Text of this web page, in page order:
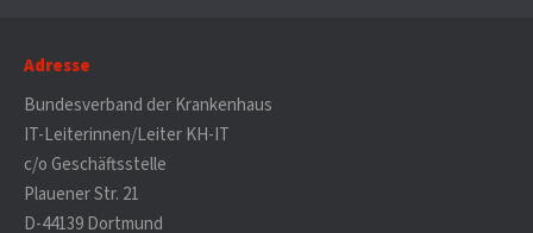
Adresse
Bundesverband der Krankenhaus
IT-Leiterinnen/Leiter KH-IT
c/o Geschäftsstelle
Plauener Str. 21
D-44139 Dortmund